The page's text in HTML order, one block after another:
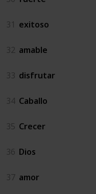
31 exitoso
32 amable
33 disfrutar
34 Caballo
35 Crecer
36 Dios
37 amor